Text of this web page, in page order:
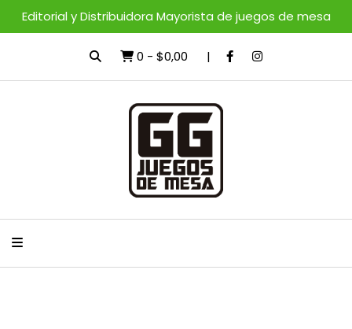
Editorial y Distribuidora Mayorista de juegos de mesa
0 - $0,00